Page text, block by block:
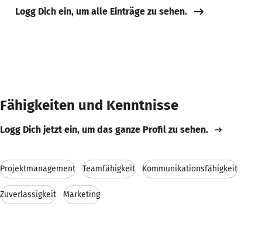
Logg Dich ein, um alle Einträge zu sehen.
Fähigkeiten und Kenntnisse
Logg Dich jetzt ein, um das ganze Profil zu sehen.
Projektmanagement Teamfähigkeit Kommunikationsfähigkeit
Zuverlässigkeit Marketing